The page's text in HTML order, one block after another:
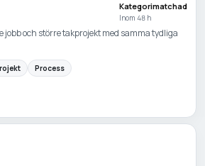
Kategorimatchad
Inom 48 h
jobb och större takprojekt med samma tydliga
Process